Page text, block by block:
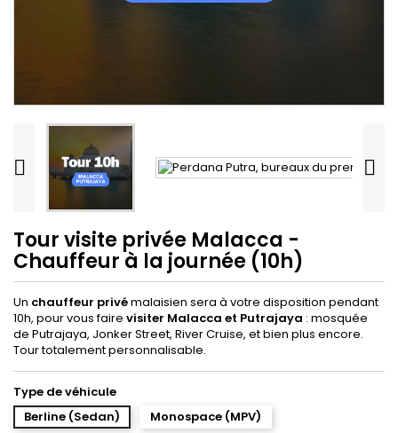
 
Tour visite privée Malacca -
Chauffeur à la journée (10h)
Un chauffeur privémalaisien sera à votre disposition pendant
10h, pour vous faire visiter Malacca et Putrajaya : mosquée
de Putrajaya, Jonker Street, River Cruise, et bien plus encore.
Tour totalement personnalisable.
Type de véhicule
Berline (Sedan)
Monospace (MPV)